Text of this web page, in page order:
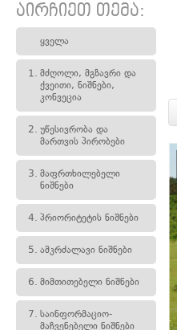
აირჩიეთ თემა:
ყველა
1. მძღოლი, მგზავრი და
ქვეითი, ნიშნები,
კონვეცია
2. უწესივრობა და
მართვის პირობები
3. მაფრთხილებელი
ნიშნები
4. პრიორიტეტის ნიშნები
5. ამკრძალავი ნიშნები
6. მიმთითებელი ნიშნები
7. საინფორმაციო-
მაჩვენებელი ნიშნები